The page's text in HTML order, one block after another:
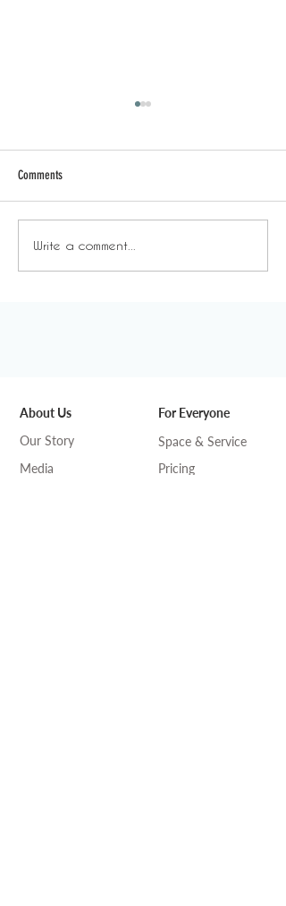
嘗溫教學 - Day Pass優惠如何
計算？
Comments
Write a comment...
About Us
Our Story
Media
For Everyone
Space & Service
Pricing